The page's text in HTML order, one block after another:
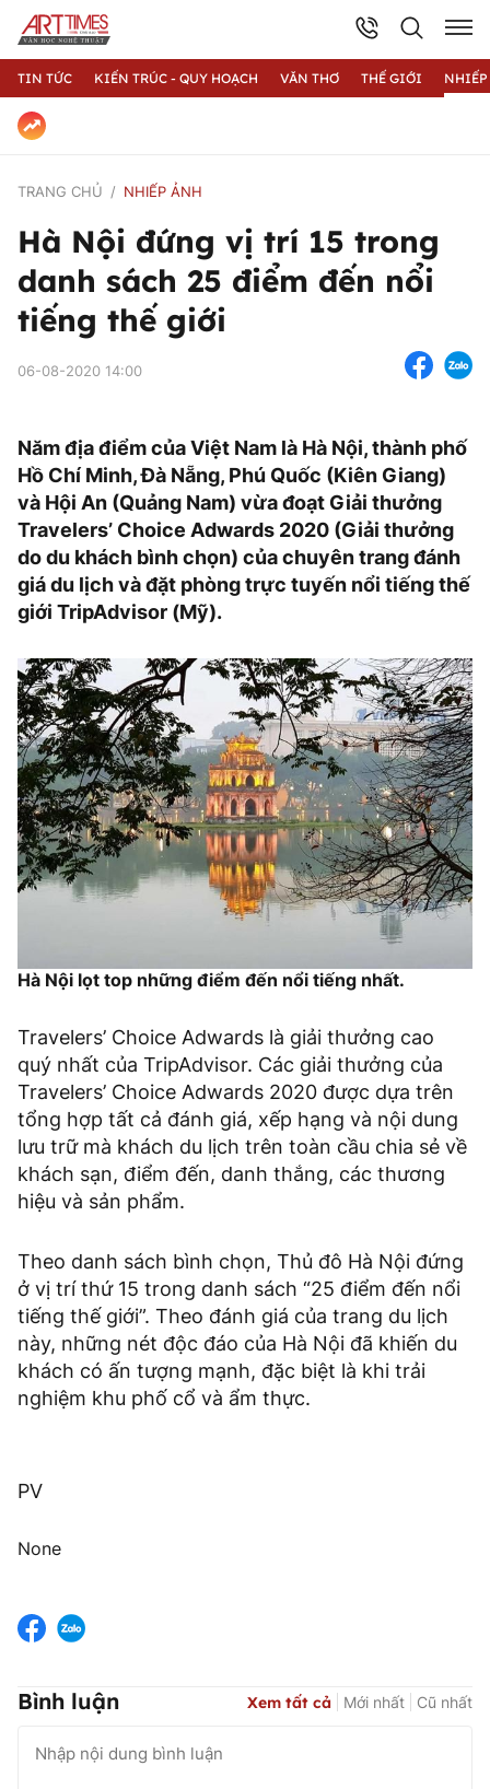
TIN TỨC KIẾN TRÚC - QUY HOẠCH VĂN THƠ THẾ GIỚI
TRANG CHỦ NHIẾP ẢNH
Hà Nội đứng vị trí 15 trong
danh sách 25 điểm đến nổi
tiếng thế giới
06-08-2020 14:00
Năm địa điểm của Việt Nam là Hà Nội, thành phố
Hồ Chí Minh, Đà Nẵng, Phú Quốc (Kiên Giang)
và Hội An (Quảng Nam) vừa đoạt Giải thưởng
Travelers’ Choice Adwards 2020 (Giải thưởng
do du khách bình chọn) của chuyên trang đánh
giá du lịch và đặt phòng trực tuyến nổi tiếng thế
giới TripAdvisor (Mỹ).
Hà Nội lọt top những điểm đến nổi tiếng nhất.
Travelers’ Choice Adwards là giải thưởng cao
quý nhất của TripAdvisor. Các giải thưởng của
Travelers’ Choice Adwards 2020 được dựa trên
tổng hợp tất cả đánh giá, xếp hạng và nội dung
lưu trữ mà khách du lịch trên toàn cầu chia sẻ về
khách sạn, điểm đến, danh thắng, các thương
hiệu và sản phẩm.
Theo danh sách bình chọn, Thủ đô Hà Nội đứng
ở vị trí thứ 15 trong danh sách “25 điểm đến nổi
tiếng thế giới”. Theo đánh giá của trang du lịch
này, những nét độc đáo của Hà Nội đã khiến du
khách có ấn tượng mạnh, đặc biệt là khi trải
nghiệm khu phố cổ và ẩm thực.
PV
None
Bình luận Xem tất cả Mới nhất Cũ nhất